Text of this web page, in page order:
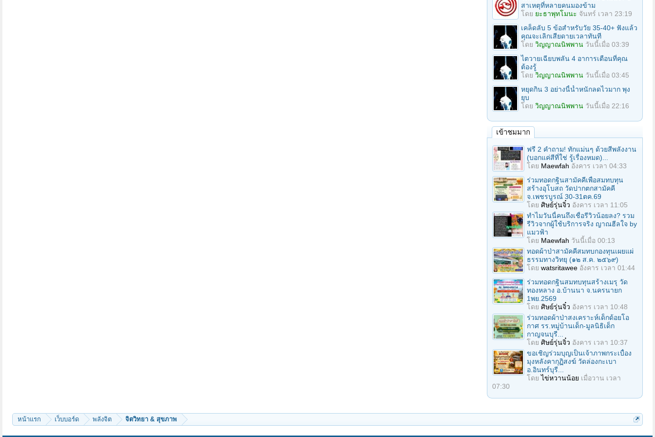
สาเหตุที่หลายคนมองข้าม
โดย ยะธาพุทโมนะ จันทร์ เวลา 23:19
เคล็ดลับ 5 ข้อสำหรับวัย 35-40+ ฟังแล้ว
คุณจะเลิกเสียดายเวลาทันที
โดย วิญญาณนิพพาน วันนี้เมื่อ 03:39
ไตวายเฉียบพลัน 4 อาการเตือนที่คุณ
ต้องรู้
โดย วิญญาณนิพพาน วันนี้เมื่อ 03:45
หยุดกิน 3 อย่างนี้น้ำหนักลดไวมาก พุง
ยุบ
โดย วิญญาณนิพพาน วันนี้เมื่อ 22:16
เข้าชมมาก
ฟรี 2 คำถาม! ทักแม่นๆ ด้วยสีพลังงาน
(บอกแค่สีที่ใช่ รู้เรื่องหมด)...
โดย Maewfah อังคาร เวลา 04:33
ร่วมทอดกฐินสามัคคีเพื่อสมทบทุน
สร้างอุโบสถ วัดปากตกสามัคคี
จ.เพชรบูรณ์ 30-31ตค.69
โดย ศิษย์รุ่นจิ๋ว อังคาร เวลา 11:05
ทำไมวันนี้คนถึงเชื่อรีวิวน้อยลง? รวม
รีวิวจากผู้ใช้บริการจริง ญาณฮีลใจ by
แมวฟ้า
โดย Maewfah วันนี้เมื่อ 00:13
ทอดผ้าป่าสามัคคีสมทบกองทุนเผยแผ่
ธรรมทางวิทยุ (๑๒ ส.ค. ๒๕๖๙)
โดย watsritawee อังคาร เวลา 01:44
ร่วมทอดกฐินสมทบทุนสร้างเมรุ วัด
ทองหลาง อ.บ้านนา จ.นครนายก
1พย.2569
โดย ศิษย์รุ่นจิ๋ว อังคาร เวลา 10:48
ร่วมทอดผ้าป่าสงเคราะห์เด็กด้อยโอ
กาศ รร.หมู่บ้านเด็ก-มูลนิธิเด็ก
กาญจนบุรี...
โดย ศิษย์รุ่นจิ๋ว อังคาร เวลา 10:37
ขอเชิญร่วมบุญเป็นเจ้าภาพกระเบื้อง
มุงหลังคากุฏิสงฆ์ วัดล่องกะเบา
อ.อินทร์บุรี...
โดยไข่หวานน้อย เมื่อวาน เวลา
07:30
หน้าแรก เว็บบอร์ด พลังจิต จิตวิทยา & สุขภาพ